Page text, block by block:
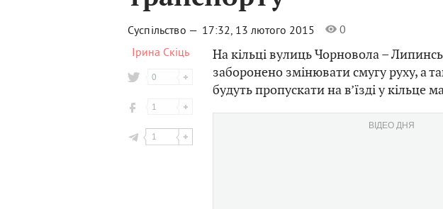
Суспільство — 17:32, 13 лютого 2015
0
Ірина Скіць
0
1
1
На кільці вулиць Чорновола –
заборонено змінювати смугу руху, а
будуть пропускати на в’їзді у кільце
ВІДЕО ДНЯ